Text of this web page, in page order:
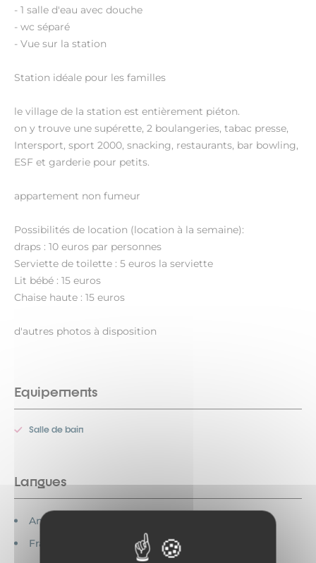
- 1 salle d'eau avec douche
- wc séparé
- Vue sur la station
Station idéale pour les familles
le village de la station est entièrement piéton.
on y trouve une supérette, 2 boulangeries, tabac presse,
Intersport, sport 2000, snacking, restaurants, bar bowling,
ESF et garderie pour petits.
appartement non fumeur
Possibilités de location (location à la semaine):
draps : 10 euros par personnes
Serviette de toilette : 5 euros la serviette
Lit bébé : 15 euros
Chaise haute : 15 euros
d'autres photos à disposition
Equipements
Salle de bain
Langues
Anglais parlé
Français parlé